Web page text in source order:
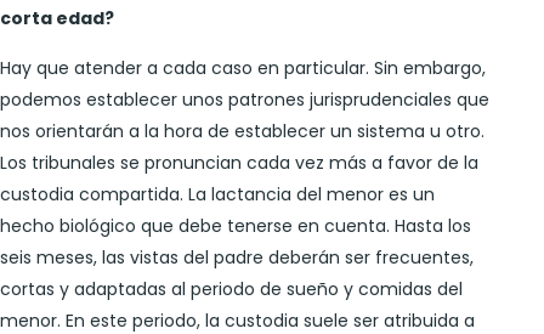
corta edad?
Hay que atender a cada caso en particular. Sin embargo,
podemos establecer unos patrones jurisprudenciales que
nos orientarán a la hora de establecer un sistema u otro.
Los tribunales se pronuncian cada vez más a favor de la
custodia compartida. La lactancia del menor es un
hecho biológico que debe tenerse en cuenta. Hasta los
seis meses, las vistas del padre deberán ser frecuentes,
cortas y adaptadas al periodo de sueño y comidas del
menor. En este periodo, la custodia suele ser atribuida a